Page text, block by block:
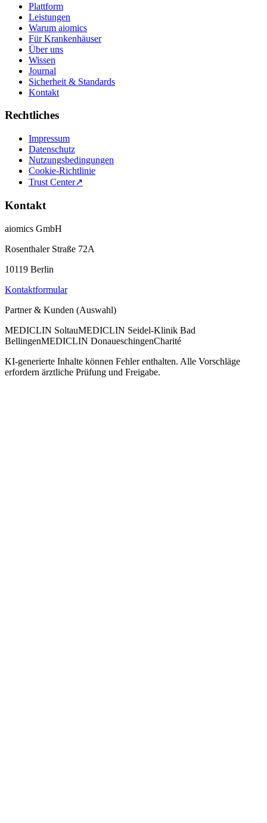
Plattform
Leistungen
Warum aiomics
Für Krankenhäuser
Über uns
Wissen
Journal
Sicherheit & Standards
Kontakt
Rechtliches
Impressum
Datenschutz
Nutzungsbedingungen
Cookie-Richtlinie
Trust Center↗
Kontakt
aiomics GmbH
Rosenthaler Straße 72A
10119 Berlin
Kontaktformular
Partner & Kunden (Auswahl)
MEDICLIN SoltauMEDICLIN Seidel-Klinik Bad
BellingenMEDICLIN DonaueschingenCharité
KI-generierte Inhalte können Fehler enthalten. Alle Vorschläge
erfordern ärztliche Prüfung und Freigabe.